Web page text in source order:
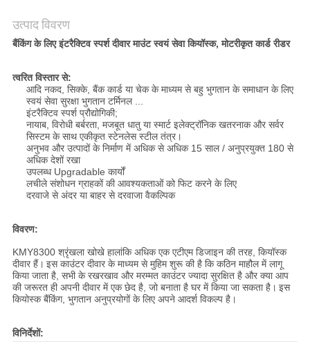
उत्पाद विवरण
बैंकिंग के लिए इंटरैक्टिव स्पर्श दीवार माउंट स्वयं सेवा कियॉस्क, मोटरीकृत कार्ड रीडर
त्वरित विस्तार से:
आदि नकद, सिक्के, बैंक कार्ड या चेक के माध्यम से बहु भुगतान के समाधान के लिए
स्वयं सेवा सुरक्षा भुगतान टर्मिनल ...
इंटरैक्टिव स्पर्श प्रौद्योगिकी;
नायाब, विरोधी बर्बरता, मजबूत धातु या स्मार्ट इलेक्ट्रॉनिक खतरनाक और सर्वर
सिस्टम के साथ एकीकृत स्टेनलेस स्टील तंत्र।
अनुभव और उत्पादों के निर्माण में अधिक से अधिक 15 साल / अनुप्रयुक्त 180 से
अधिक देशों रखा
उपलब्ध Upgradable कार्यों
लचीले संशोधन ग्राहकों की आवश्यकताओं को फिट करने के लिए
दरवाजे से अंदर या बाहर से दरवाजा वैकल्पिक
विवरण:
KMY8300 श्रृंखला खोखे हालांकि अधिक एक एटीएम डिजाइन की तरह, कियॉस्क
दीवार हैं। इस काउंटर दीवार के माध्यम से मुहिम शुरू की है कि कठिन माहौल में लागू
किया जाता है, सभी के रखरखाव और मरम्मत काउंटर ज्यादा सुरक्षित है और क्या आप
की जरूरत ही अपनी दीवार में एक छेद है, जो बनाता है घर में किया जा सकता है। इस
कियोस्क बैंकिंग, भुगतान अनुप्रयोगों के लिए अपने आदर्श विकल्प है।
विनिर्देशों: